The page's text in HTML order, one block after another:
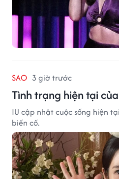
SAO 3 giờ trước
Tình trạng hiện tại
IU cập nhật cuộc sống hiện
biến cố.